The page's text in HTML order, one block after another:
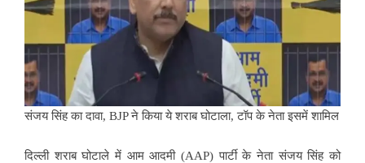
संजय सिंह का दावा, BJP ने किया ये शराब घोटाला, टॉप के नेता इसमें शामिल
दिल्ली शराब घोटाले में आम आदमी (AAP) पार्टी के नेता संजय सिंह को